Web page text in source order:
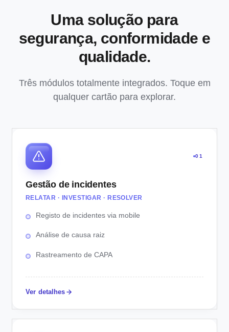
Uma solução para
segurança, conformidade e
qualidade.
Três módulos totalmente integrados. Toque em
qualquer cartão para explorar.
01
Gestão de incidentes
RELATAR · INVESTIGAR · RESOLVER
Registo de incidentes via mobile
Análise de causa raiz
Rastreamento de CAPA
Ver detalhes